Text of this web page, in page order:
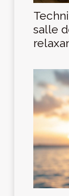
salle